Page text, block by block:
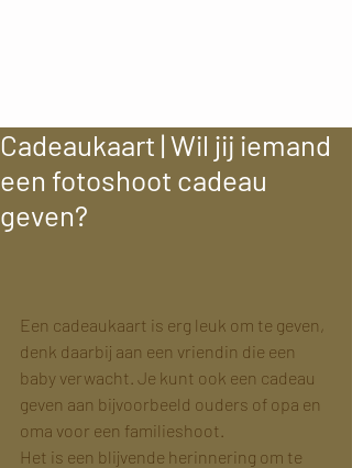
Cadeaukaart | Wil jij iemand
een fotoshoot cadeau
geven?
Een cadeaukaart is erg leuk om te geven,
denk daarbij aan een vriendin die een
baby verwacht. Je kunt ook een cadeau
geven aan bijvoorbeeld ouders of opa en
oma voor een familieshoot.
Het is een blijvende herinnering om te